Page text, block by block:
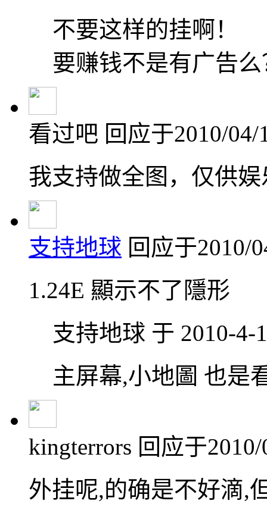
不要这样的挂啊！
要赚钱不是有广告么
看过吧 回应于2010/04/
我支持做全图，仅供娱
支持地球 回应于2010/
1.24E 顯示不了隱形
支持地球 于 2010-4-
主屏幕,小地圖 也是
kingterrors 回应于
外挂呢,的确是不好滴,